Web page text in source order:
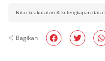
Nilai keakuratan & kelengkapan
Bagikan